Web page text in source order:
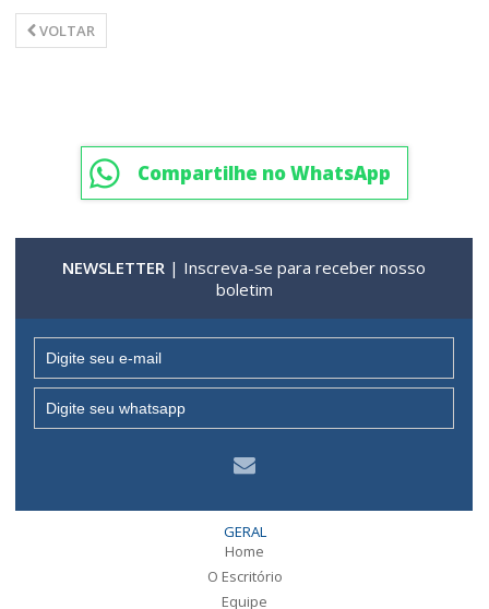
VOLTAR
Compartilhe no WhatsApp
NEWSLETTER | Inscreva-se para receber nosso
boletim
GERAL
Home
O Escritório
Equipe